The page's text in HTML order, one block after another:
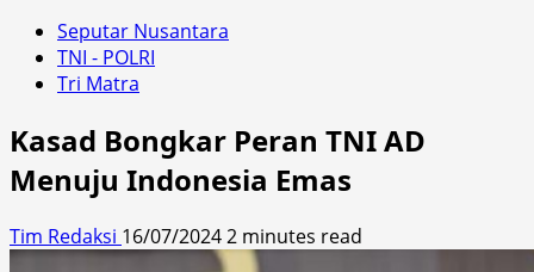
Seputar Nusantara
TNI - POLRI
Tri Matra
Kasad Bongkar Peran TNI AD
Menuju Indonesia Emas
Tim Redaksi 16/07/20242 minutes read